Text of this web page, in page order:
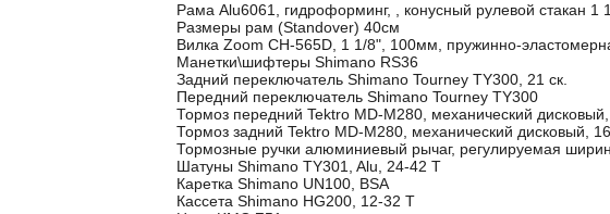
Рама Alu6061, гидроформинг, , конусный рулевой стакан 1
Размеры рам (Standover) 40см
Вилка Zoom CH-565D, 1 1/8", 100мм, пружинно-
Манетки\шифтеры Shimano RS36
Задний переключатель Shimano Tourney TY300, 21 ск.
Передний переключатель Shimano Tourney TY300
Тормоз передний Tektro MD-M280, механический
Тормоз задний Tektro MD-M280, механический дисковый,
Тормозные ручки алюминиевый рычаг, регулируемая
Шатуны Shimano TY301, Alu, 24-42 Т
Каретка Shimano UN100, BSA
Кассета Shimano HG200, 12-32 Т